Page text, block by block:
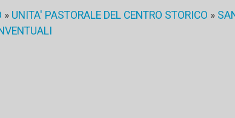
» UNITA' PASTORALE DEL CENTRO STORICO »